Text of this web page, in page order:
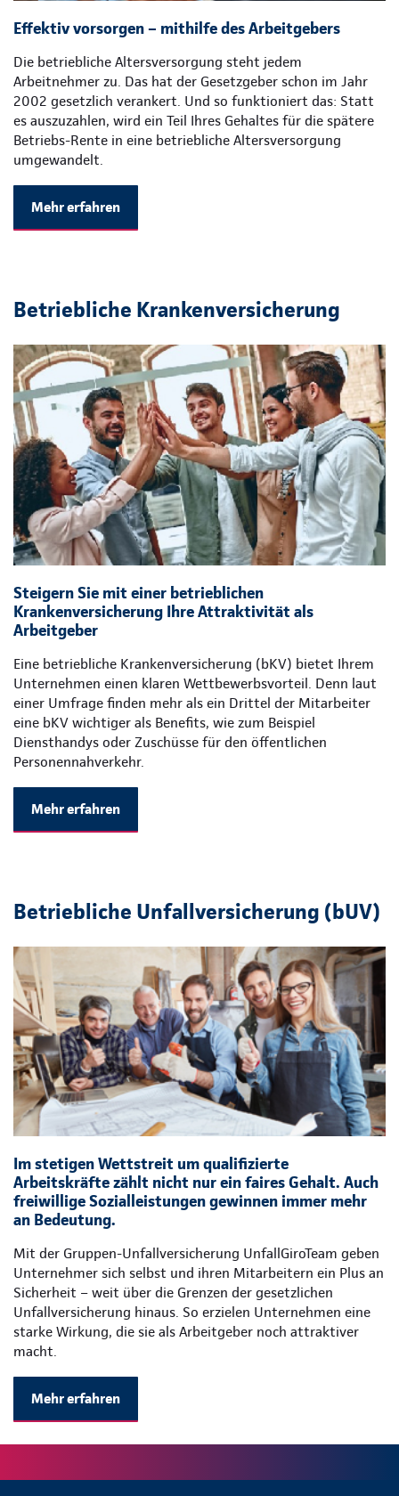
Effektiv vorsorgen – mithilfe des Arbeitgebers
Die betriebliche Altersversorgung steht jedem
Arbeitnehmer zu. Das hat der Gesetzgeber schon im Jahr
2002 gesetzlich verankert. Und so funktioniert das: Statt
es auszuzahlen, wird ein Teil Ihres Gehaltes für die spätere
Betriebs-Rente in eine betriebliche Altersversorgung
umgewandelt.
Mehr erfahren
Betriebliche Krankenversicherung
Steigern Sie mit einer betrieblichen
Krankenversicherung Ihre Attraktivität als
Arbeitgeber
Eine betriebliche Krankenversicherung (bKV) bietet Ihrem
Unternehmen einen klaren Wettbewerbsvorteil. Denn laut
einer Umfrage finden mehr als ein Drittel der Mitarbeiter
eine bKV wichtiger als Benefits, wie zum Beispiel
Diensthandys oder Zuschüsse für den öffentlichen
Personennahverkehr.
Mehr erfahren
Betriebliche Unfallversicherung (bUV)
Im stetigen Wettstreit um qualifizierte
Arbeitskräfte zählt nicht nur ein faires Gehalt. Auch
freiwillige Sozialleistungen gewinnen immer mehr
an Bedeutung.
Mit der Gruppen-Unfallversicherung UnfallGiroTeam geben
Unternehmer sich selbst und ihren Mitarbeitern ein Plus an
Sicherheit – weit über die Grenzen der gesetzlichen
Unfallversicherung hinaus. So erzielen Unternehmen eine
starke Wirkung, die sie als Arbeitgeber noch attraktiver
macht.
Mehr erfahren